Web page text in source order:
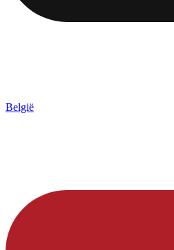
België